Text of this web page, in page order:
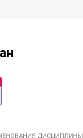
ДИСЦИПЛИНЫ